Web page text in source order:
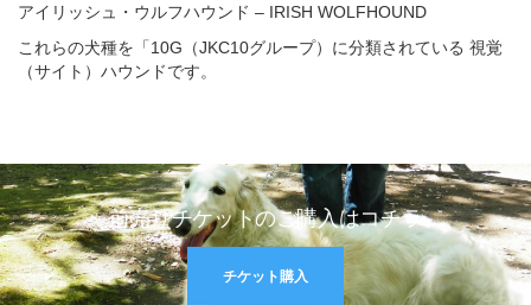
アイリッシュ・ウルフハウンド – IRISH WOLFHOUND
これらの犬種を「10G（JKC10グループ）に分類されている 視覚
（サイト）ハウンドです。
前売りチケットのご購入はコチラ
チケット購入